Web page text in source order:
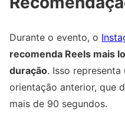
Durante o evento, o
recomenda Reels mais
duração. Isso
orientação anterior, que
mais de 90 segundos.